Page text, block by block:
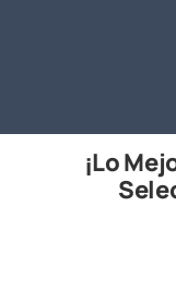
¡Lo